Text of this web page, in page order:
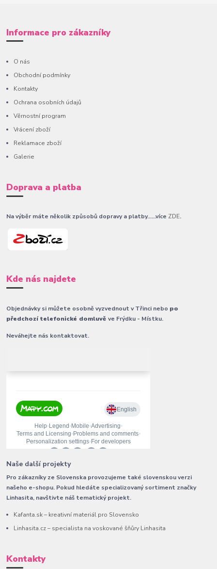
Informace pro zákazníky
O nás
Obchodní podmínky
Kontakty
Ochrana osobních údajů
Věrnostní program
Vrácení zboží
Reklamace zboží
Galerie
Doprava a platba
Na výběr máte několik způsobů dopravy a platby......více ZDE.
Kde nás najdete
Objednávky si můžete osobně vyzvednout v Třinci nebo po
předchozí telefonické domluvěve Frýdku - Místku.
Neváhejte nás kontaktovat.
Naše další projekty
Pro zákazníky ze Slovenska provozujeme také slovenskou verzi
našeho e-shopu. Pokud hledáte specializovaný sortiment značky
Linhasita, navštivte náš tematický projekt.
Kafanta.sk – kreativní materiál pro Slovensko
Linhasita.cz – specialista na voskované šňůry Linhasita
Kontakty